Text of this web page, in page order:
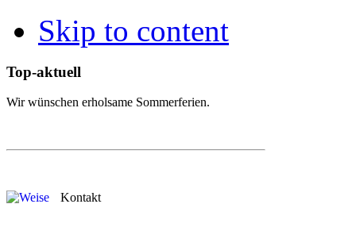
Skip to content
Top-aktuell
Wir wünschen erholsame Sommerferien.
Kontakt